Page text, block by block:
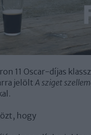
11 Oscar-díjas
jelöltA sziget
hogy